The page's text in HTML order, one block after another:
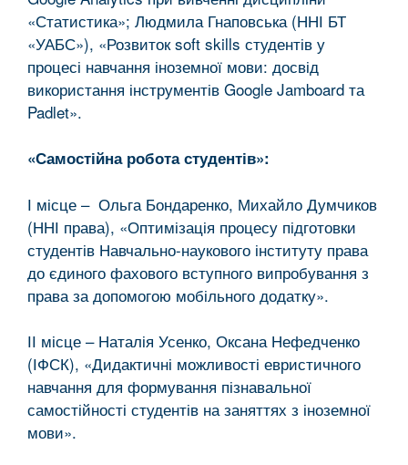
«Статистика»; Людмила Гнаповська (ННІ БТ
«УАБС»), «Розвиток soft skills студентів у
процесі навчання іноземної мови: досвід
використання інструментів Google Jamboard та
Padlet».
«Самостійна робота студентів»:
І місце – Ольга Бондаренко, Михайло Думчиков
(ННІ права), «Оптимізація процесу підготовки
студентів Навчально-наукового інституту права
до єдиного фахового вступного випробування з
права за допомогою мобільного додатку».
ІІ місце – Наталія Усенко, Оксана Нефедченко
(ІФСК), «Дидактичні можливості евристичного
навчання для формування пізнавальної
самостійності студентів на заняттях з іноземної
мови».